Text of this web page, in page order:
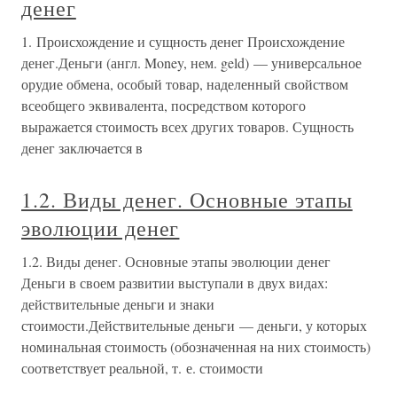
денег
1. Происхождение и сущность денег Происхождение
денег.Деньги (англ. Money, нем. geld) — универсальное
орудие обмена, особый товар, наделенный свойством
всеобщего эквивалента, посредством которого
выражается стоимость всех других товаров. Сущность
денег заключается в
1.2. Виды денег. Основные этапы
эволюции денег
1.2. Виды денег. Основные этапы эволюции денег
Деньги в своем развитии выступали в двух видах:
действительные деньги и знаки
стоимости.Действительные деньги — деньги, у которых
номинальная стоимость (обозначенная на них стоимость)
соответствует реальной, т. е. стоимости